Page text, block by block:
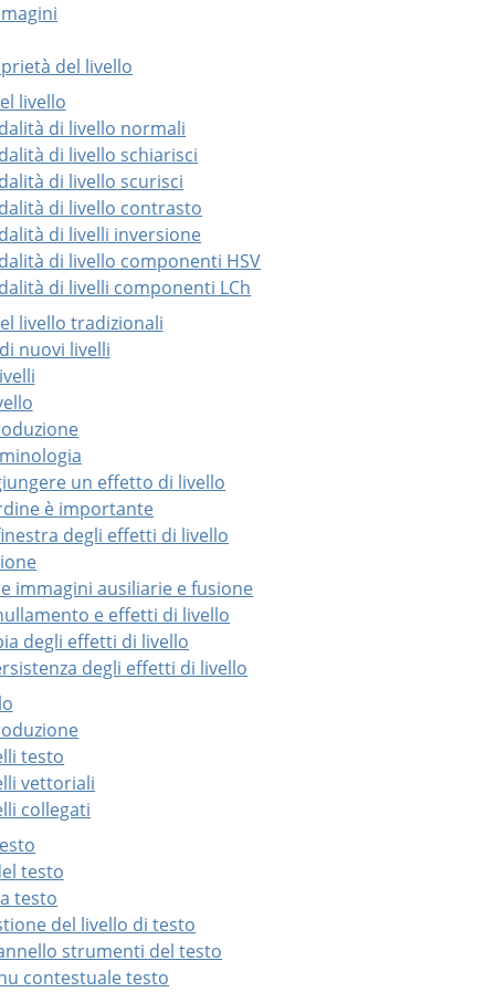
del livello
livello
di livello normali
di livello schiarisci
di livello scurisci
di livello contrasto
di livelli inversione
di livello componenti HSV
di livelli componenti LCh
livello tradizionali
nuovi livelli
un effetto di livello
è importante
degli effetti di livello
immagini ausiliarie e fusione
e effetti di livello
degli effetti di livello
degli effetti di livello
testo
vettoriali
collegati
testo
testo
del livello di testo
strumenti del testo
contestuale testo